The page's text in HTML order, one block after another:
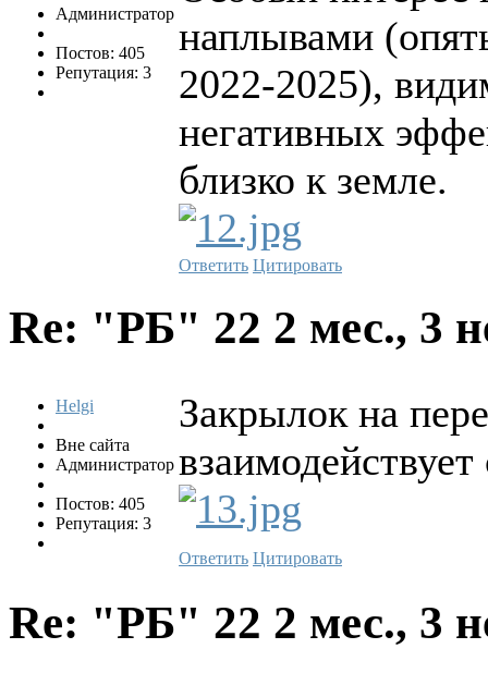
Администратор
Постов: 405
Репутация: 3
наплывами
2022-2025),
негативных
близко к земле.
Ответить Цитировать
Re: "РБ" 22 2 мес., 3
Helgi
Вне сайта
Администратор
Постов: 405
Репутация: 3
Закрылок на
Ответить Цитировать
Re: "РБ" 22 2 мес., 3